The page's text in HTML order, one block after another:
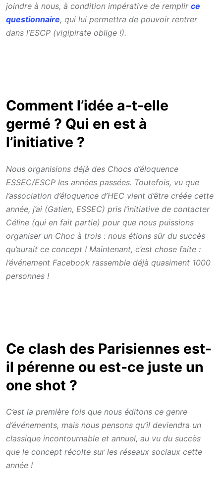
joindre à nous, à condition impérative de remplir ce
questionnaire, qui lui permettra de pouvoir rentrer
dans l’ESCP (vigipirate oblige !).
Comment l’idée a-t-elle
germé ? Qui en est à
l’initiative ?
Nous organisions déjà des Chocs d’éloquence
ESSEC/ESCP les années passées. Toutefois, vu que
l’association d’éloquence d’HEC vient d’être créée cette
année, j’ai (Gatien, ESSEC) pris l’initiative de contacter
Céline (qui en fait partie) pour que nous puissions
organiser un Choc à trois : nous étions sûr du succès
qu’aurait ce concept ! Maintenant, c’est chose faite :
l’événement Facebook rassemble déjà quasiment 1000
personnes !
Ce clash des Parisiennes est-
il pérenne ou est-ce juste un
one shot ?
C’est la première fois que nous éditons ce genre
d’événements, mais nous pensons qu’il deviendra un
classique incontournable et annuel, au vu du succès
que le concept récolte sur les réseaux sociaux cette
année !